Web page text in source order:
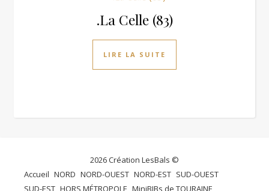
.La Celle (83)
LIRE LA SUITE
2026 Création LesBals ©
Accueil NORD NORD-OUEST NORD-EST SUD-OUEST
SUD-EST HORS MÉTROPOLE MiniBIBs de TOURAINE